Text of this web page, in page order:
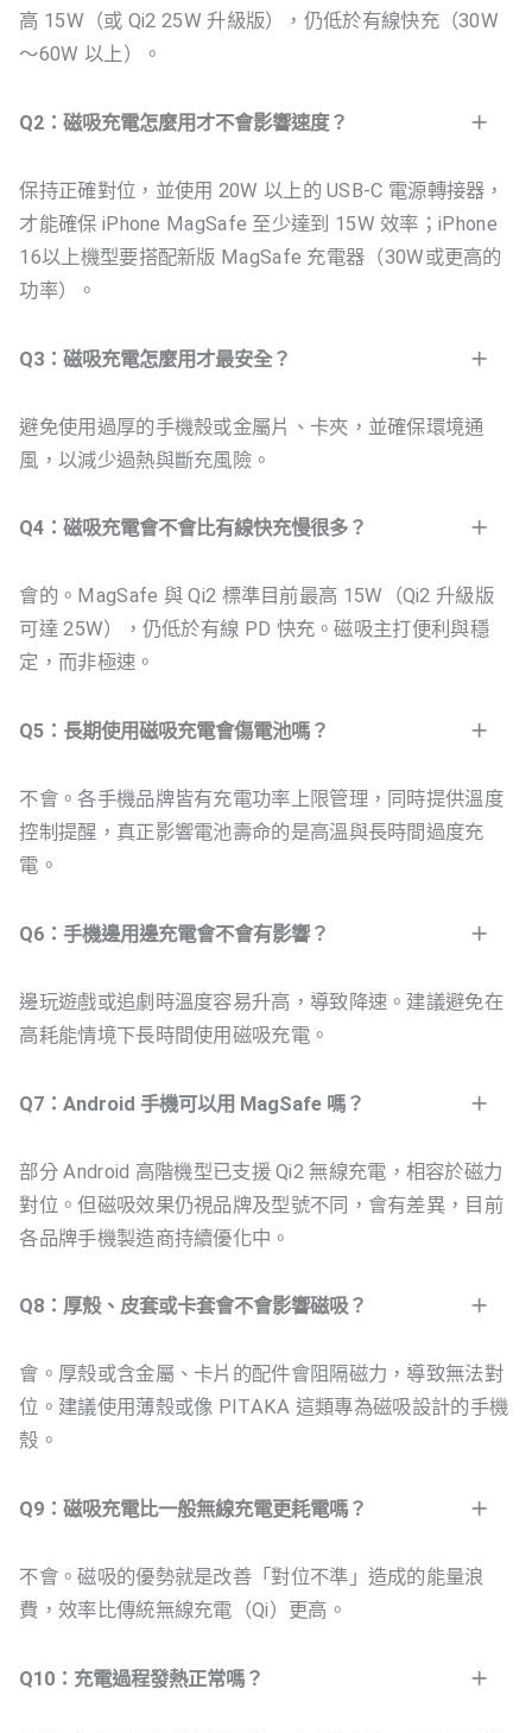
高 15W（或 Qi2 25W 升級版），仍低於有線快充（30W
～60W 以上）。
Q2：磁吸充電怎麼用才不會影響速度？
保持正確對位，並使用 20W 以上的 USB-C 電源轉接器，
才能確保 iPhone MagSafe 至少達到 15W 效率；iPhone
16以上機型要搭配新版 MagSafe 充電器（30W或更高的
功率）。
Q3：磁吸充電怎麼用才最安全？
避免使用過厚的手機殼或金屬片、卡夾，並確保環境通
風，以減少過熱與斷充風險。
Q4：磁吸充電會不會比有線快充慢很多？
會的。MagSafe 與 Qi2 標準目前最高 15W（Qi2 升級版
可達 25W），仍低於有線 PD 快充。磁吸主打便利與穩
定，而非極速。
Q5：長期使用磁吸充電會傷電池嗎？
不會。各手機品牌皆有充電功率上限管理，同時提供溫度
控制提醒，真正影響電池壽命的是高溫與長時間過度充
電。
Q6：手機邊用邊充電會不會有影響？
邊玩遊戲或追劇時溫度容易升高，導致降速。建議避免在
高耗能情境下長時間使用磁吸充電。
Q7：Android 手機可以用 MagSafe 嗎？
部分 Android 高階機型已支援 Qi2 無線充電，相容於磁力
對位。但磁吸效果仍視品牌及型號不同，會有差異，目前
各品牌手機製造商持續優化中。
Q8：厚殼、皮套或卡套會不會影響磁吸？
會。厚殼或含金屬、卡片的配件會阻隔磁力，導致無法對
位。建議使用薄殼或像 PITAKA 這類專為磁吸設計的手機
殼。
Q9：磁吸充電比一般無線充電更耗電嗎？
不會。磁吸的優勢就是改善「對位不準」造成的能量浪
費，效率比傳統無線充電（Qi）更高。
Q10：充電過程發熱正常嗎？